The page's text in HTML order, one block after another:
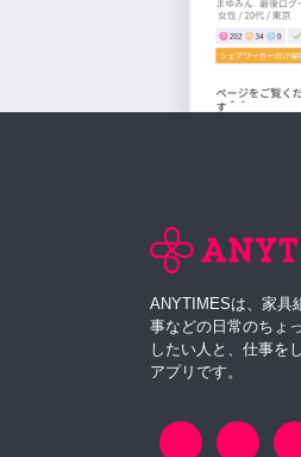
ANYTIMESは、家具
事などの日常のちょ
したい人と、仕事を
アプリです。